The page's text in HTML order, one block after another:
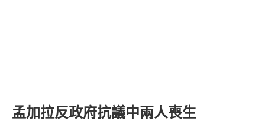
孟加拉反政府抗議中兩人喪生